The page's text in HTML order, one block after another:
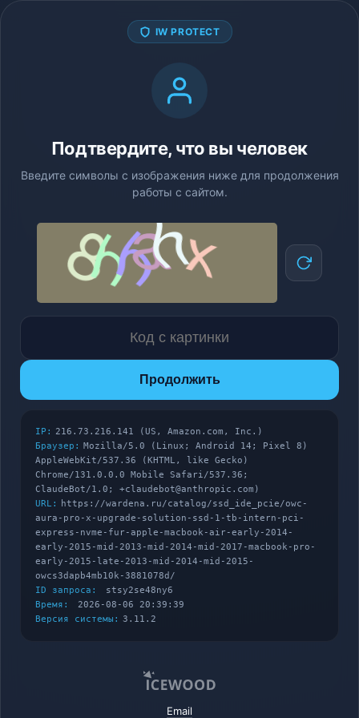
IW PROTECT
Подтвердите, что вы человек
Введите символы с изображения ниже для продолжения
работы с сайтом.
Продолжить
IP: 216.73.216.141 (US, Amazon.com, Inc.)
Браузер: Mozilla/5.0 (Linux; Android 14; Pixel 8)
AppleWebKit/537.36 (KHTML, like Gecko)
Chrome/131.0.0.0 Mobile Safari/537.36;
ClaudeBot/1.0; +claudebot@anthropic.com)
URL:
https://wardena.ru/catalog/ssd_ide_pcie/owc-
aura-pro-x-upgrade-solution-ssd-1-tb-intern-pci-
express-nvme-fur-apple-macbook-air-early-2014-
early-2015-mid-2013-mid-2014-mid-2017-macbook-pro-
early-2015-late-2013-mid-2014-mid-2015-
owcs3dapb4mb10k-3881078d/
ID запроса:
stsy2se48ny6
Время:
2026-08-06 20:39:39
Версия системы: 3.11.2
Email